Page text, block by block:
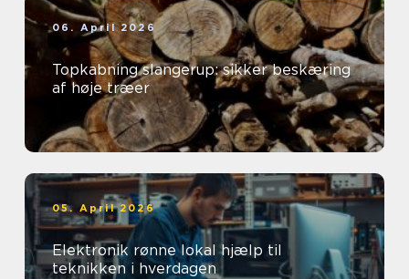
06. April 2026
Topkabning slangerup: sikker beskæring
af høje træer
05. April 2026
Elektronik rønne lokal hjælp til
teknikken i hverdagen